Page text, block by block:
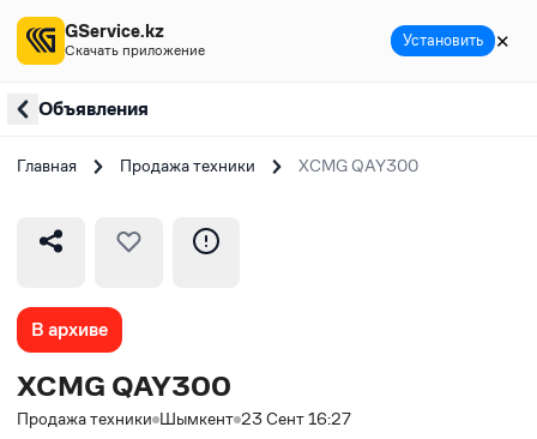
Объявления
Главная Продажа техники XCMG QAY300
В архиве
XCMG QAY300
Продажа техники Шымкент 23 Сент 16:27
GService.kz
Скачать приложение Установить ✕